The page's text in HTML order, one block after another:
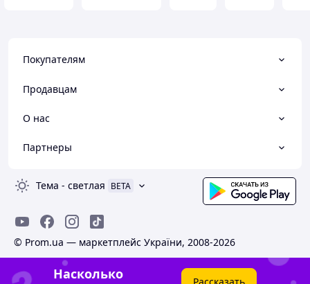
Покупателям
Продавцам
О нас
Партнеры
Тема - светлая BETA
© Prom.ua — маркетплейс України, 2008-2026
Насколько